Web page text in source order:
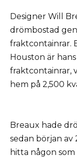
Designer Will
drömbostad
fraktcontainrar.
Houston är
fraktcontainrar,
hem på 2,500
Breaux hade
sedan början
hitta någon